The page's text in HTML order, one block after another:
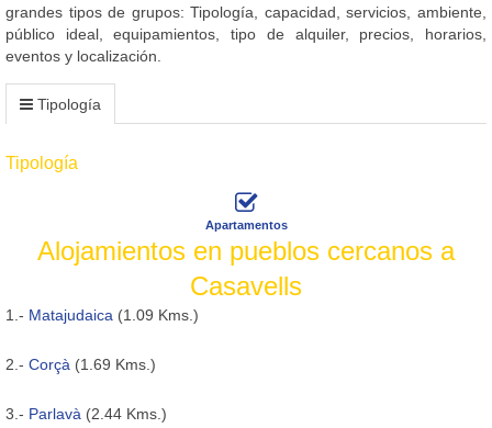
grandes tipos de grupos: Tipología, capacidad, servicios, ambiente,
público ideal, equipamientos, tipo de alquiler, precios, horarios,
eventos y localización.
Tipología
Tipología
Apartamentos
Alojamientos en pueblos cercanos a
Casavells
1.- Matajudaica (1.09 Kms.)
2.- Corçà (1.69 Kms.)
3.- Parlavà (2.44 Kms.)